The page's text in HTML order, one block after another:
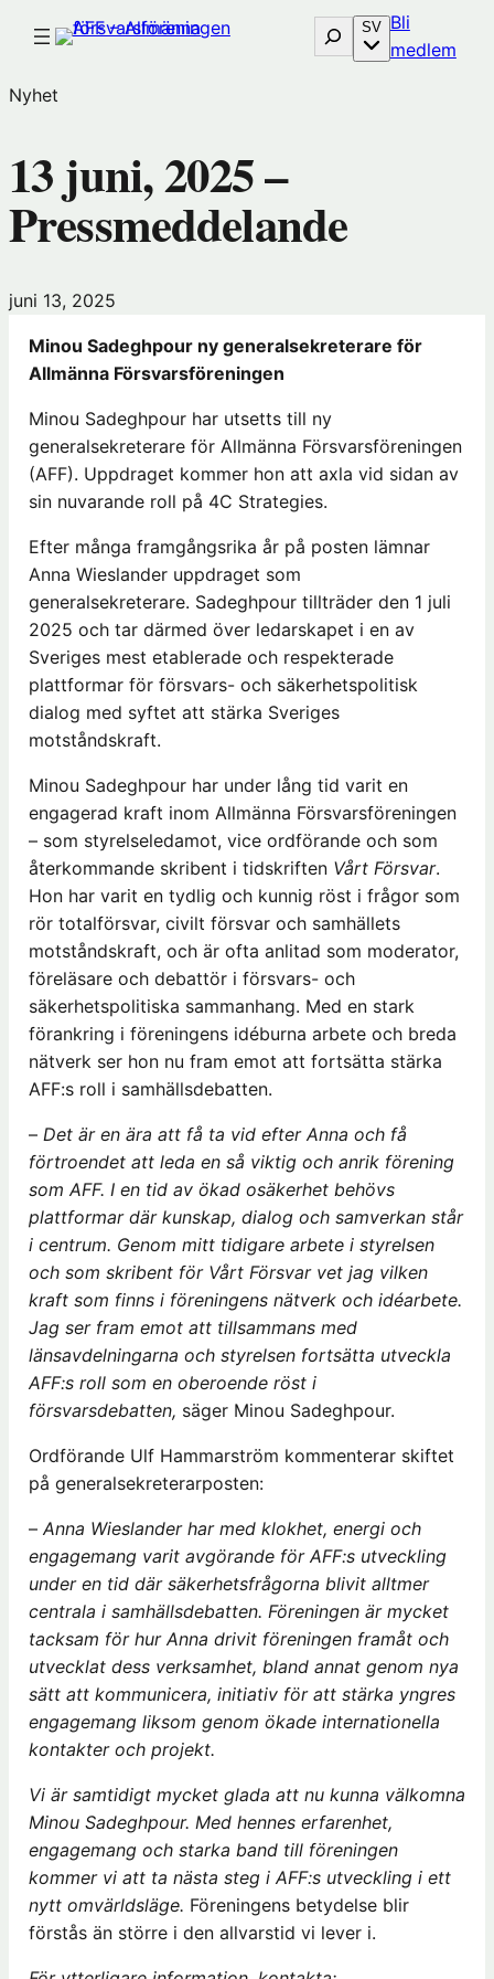
Sök SV Bli
medlem
Nyhet
13 juni, 2025 –
Pressmeddelande
juni 13, 2025
Minou Sadeghpour ny generalsekreterare för
Allmänna Försvarsföreningen
Minou Sadeghpour har utsetts till ny
generalsekreterare för Allmänna Försvarsföreningen
(AFF). Uppdraget kommer hon att axla vid sidan av
sin nuvarande roll på 4C Strategies.
Efter många framgångsrika år på posten lämnar
Anna Wieslander uppdraget som
generalsekreterare. Sadeghpour tillträder den 1 juli
2025 och tar därmed över ledarskapet i en av
Sveriges mest etablerade och respekterade
plattformar för försvars- och säkerhetspolitisk
dialog med syftet att stärka Sveriges
motståndskraft.
Minou Sadeghpour har under lång tid varit en
engagerad kraft inom Allmänna Försvarsföreningen
– som styrelseledamot, vice ordförande och som
återkommande skribent i tidskriften Vårt Försvar.
Hon har varit en tydlig och kunnig röst i frågor som
rör totalförsvar, civilt försvar och samhällets
motståndskraft, och är ofta anlitad som moderator,
föreläsare och debattör i försvars- och
säkerhetspolitiska sammanhang. Med en stark
förankring i föreningens idéburna arbete och breda
nätverk ser hon nu fram emot att fortsätta stärka
AFF:s roll i samhällsdebatten.
– Det är en ära att få ta vid efter Anna och få
förtroendet att leda en så viktig och anrik förening
som AFF. I en tid av ökad osäkerhet behövs
plattformar där kunskap, dialog och samverkan står
i centrum. Genom mitt tidigare arbete i styrelsen
och som skribent för Vårt Försvar vet jag vilken
kraft som finns i föreningens nätverk och idéarbete.
Jag ser fram emot att tillsammans med
länsavdelningarna och styrelsen fortsätta utveckla
AFF:s roll som en oberoende röst i
försvarsdebatten, säger Minou Sadeghpour.
Ordförande Ulf Hammarström kommenterar skiftet
på generalsekreterarposten:
– Anna Wieslander har med klokhet, energi och
engagemang varit avgörande för AFF:s utveckling
under en tid där säkerhetsfrågorna blivit alltmer
centrala i samhällsdebatten. Föreningen är mycket
tacksam för hur Anna drivit föreningen framåt och
utvecklat dess verksamhet, bland annat genom nya
sätt att kommunicera, initiativ för att stärka yngres
engagemang liksom genom ökade internationella
kontakter och projekt.
Vi är samtidigt mycket glada att nu kunna välkomna
Minou Sadeghpour. Med hennes erfarenhet,
engagemang och starka band till föreningen
kommer vi att ta nästa steg i AFF:s utveckling i ett
nytt omvärldsläge. Föreningens betydelse blir
förstås än större i den allvarstid vi lever i.